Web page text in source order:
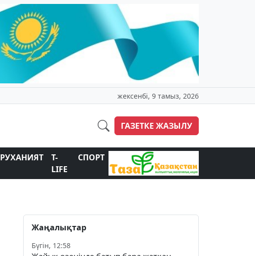
жексенбі, 9 тамыз, 2026
ГАЗЕТКЕ ЖАЗЫЛУ
РУХАНИЯТ
T-
LIFE
СПОРТ
Жаңалықтар
Бүгін, 12:58